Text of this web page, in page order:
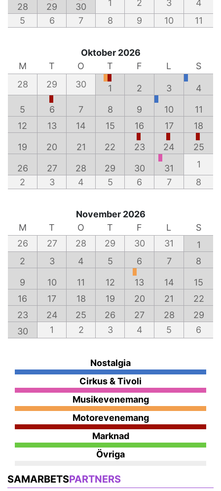
28 29 30 1 2 3
4
5
6 7 8 9 10 11
Oktober 2026
M
T O T F L
S
28
29 30 1 2 3 4
5 6 7 8 9 10
11
12
13 14 15 16 17 18
19 20 21 22 23 24 25
26 27 28 29 30 31
1
2
3 4 5 6 7 8
November 2026
M
T O T F L
S
26
27 28 29 30 31
1
2
3 4 5 6 7 8
9 10 11 12 13 14
15
16
17 18 19 20 21
22
23
24 25 26 27 28
29
30
1 2 3 4 5 6
Nostalgia
Cirkus & Tivoli
Musikevenemang
Motorevenemang
Marknad
Övriga
SAMARBETSPARTNERS